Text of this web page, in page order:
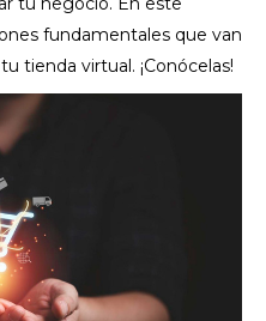
fundamentales que van
tienda virtual. ¡Conócelas!